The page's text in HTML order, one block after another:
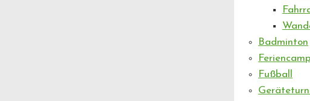
Badminton
Fußball